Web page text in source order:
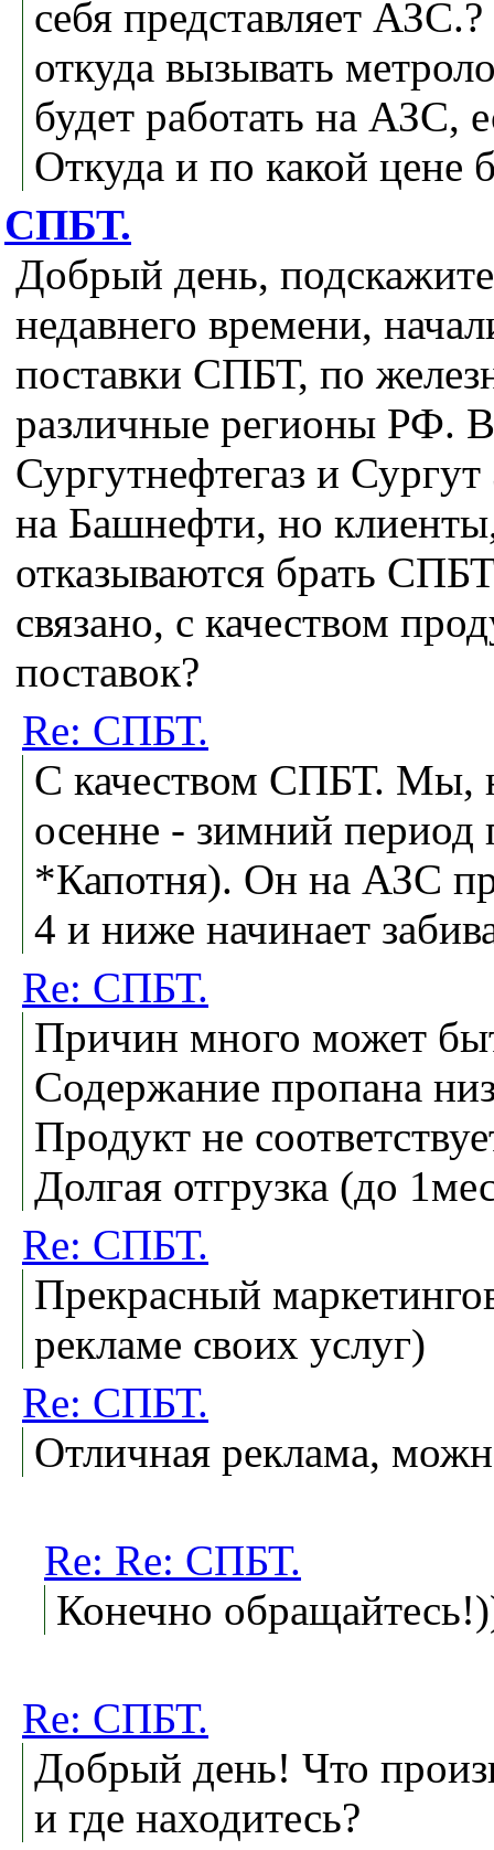
себя представляет
откуда вызывать
будет работать на АЗС,
Откуда и по какой цене
СПБТ.
Добрый день,
недавнего времени,
поставки СПБТ, по
различные регионы РФ.
Сургутнефтегаз и
на Башнефти, но
отказываются брать
связано, с качеством
поставок?
Re: СПБТ.
С качеством СПБТ. Мы,
осенне - зимний период
*Капотня). Он на АЗС
4 и ниже начинает
Re: СПБТ.
Причин много может
Содержание пропана
Продукт не
Долгая отгрузка (до
Re: СПБТ.
Прекрасный
рекламе своих услуг)
Re: СПБТ.
Отличная реклама,
Re: Re: СПБТ.
Конечно
Re: СПБТ.
Добрый день! Что
и где находитесь?